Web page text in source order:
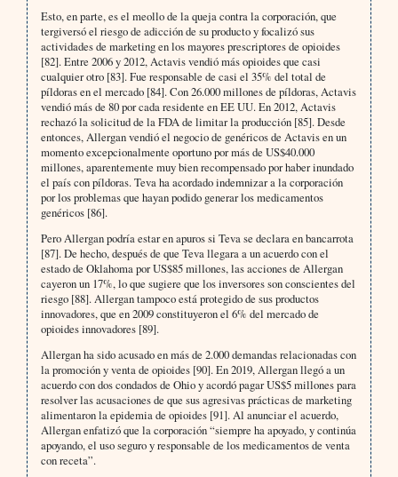
Esto, en parte, es el meollo de la queja contra la corporación, que
tergiversó el riesgo de adicción de su producto y focalizó sus
actividades de marketing en los mayores prescriptores de opioides
[82]. Entre 2006 y 2012, Actavis vendió más opioides que casi
cualquier otro [83]. Fue responsable de casi el 35% del total de
píldoras en el mercado [84]. Con 26.000 millones de píldoras, Actavis
vendió más de 80 por cada residente en EE UU. En 2012, Actavis
rechazó la solicitud de la FDA de limitar la producción [85]. Desde
entonces, Allergan vendió el negocio de genéricos de Actavis en un
momento excepcionalmente oportuno por más de US$40.000
millones, aparentemente muy bien recompensado por haber inundado
el país con píldoras. Teva ha acordado indemnizar a la corporación
por los problemas que hayan podido generar los medicamentos
genéricos [86].
Pero Allergan podría estar en apuros si Teva se declara en bancarrota
[87]. De hecho, después de que Teva llegara a un acuerdo con el
estado de Oklahoma por US$85 millones, las acciones de Allergan
cayeron un 17%, lo que sugiere que los inversores son conscientes del
riesgo [88]. Allergan tampoco está protegido de sus productos
innovadores, que en 2009 constituyeron el 6% del mercado de
opioides innovadores [89].
Allergan ha sido acusado en más de 2.000 demandas relacionadas con
la promoción y venta de opioides [90]. En 2019, Allergan llegó a un
acuerdo con dos condados de Ohio y acordó pagar US$5 millones para
resolver las acusaciones de que sus agresivas prácticas de marketing
alimentaron la epidemia de opioides [91]. Al anunciar el acuerdo,
Allergan enfatizó que la corporación “siempre ha apoyado, y continúa
apoyando, el uso seguro y responsable de los medicamentos de venta
con receta”.